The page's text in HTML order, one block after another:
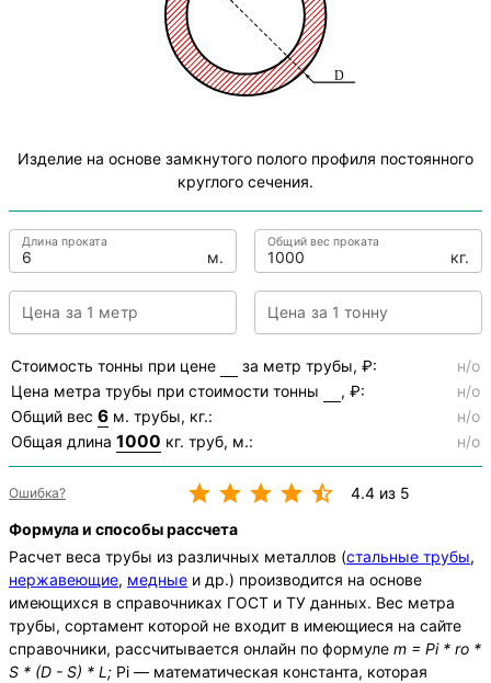
Изделие на основе замкнутого полого профиля постоянного
круглого сечения.
Длина проката
м.
Общий вес проката
кг.
Цена за 1 метр Цена за 1 тонну
Стоимость тонны при цене за метр трубы, ₽:
н/о
Цена метра трубы при стоимости тонны
, ₽:
н/о
Общий вес 6 м. трубы, кг.:
н/о
Общая длина 1000 кг. труб, м.: н/о
Ошибка?
4.4 из 5
Формула и способы рассчета
Расчет веса трубы из различных металлов (стальные трубы,
нержавеющие, медные и др.) производится на основе
имеющихся в справочниках ГОСТ и ТУ данных. Вес метра
трубы, сортамент которой не входит в имеющиеся на сайте
справочники, рассчитывается онлайн по формуле m = Pi * ro *
S * (D - S) * L; Pi — математическая константа, которая